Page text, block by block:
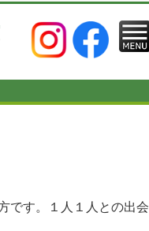
です。１人１人との出会